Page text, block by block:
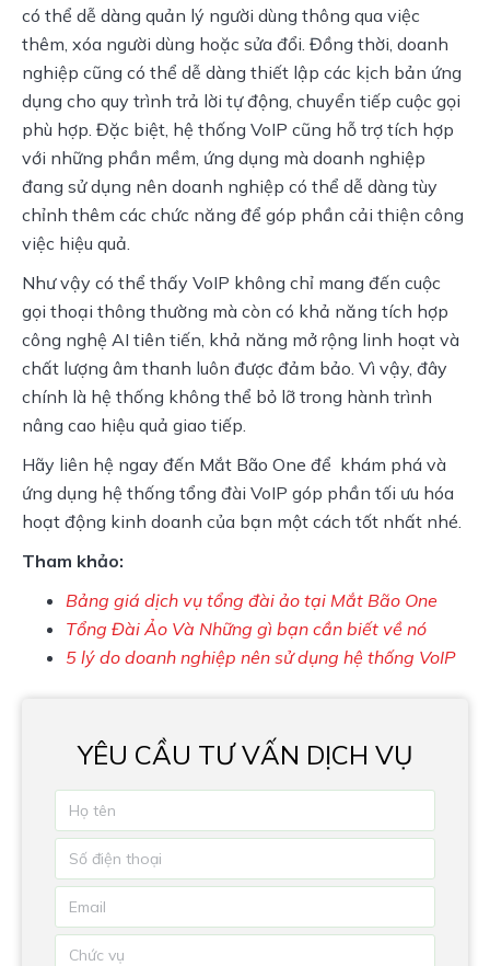
có thể dễ dàng quản lý người dùng thông qua việc
thêm, xóa người dùng hoặc sửa đổi. Đồng thời, doanh
nghiệp cũng có thể dễ dàng thiết lập các kịch bản ứng
dụng cho quy trình trả lời tự động, chuyển tiếp cuộc gọi
phù hợp. Đặc biệt, hệ thống VoIP cũng hỗ trợ tích hợp
với những phần mềm, ứng dụng mà doanh nghiệp
đang sử dụng nên doanh nghiệp có thể dễ dàng tùy
chỉnh thêm các chức năng để góp phần cải thiện công
việc hiệu quả.
Như vậy có thể thấy VoIP không chỉ mang đến cuộc
gọi thoại thông thường mà còn có khả năng tích hợp
công nghệ AI tiên tiến, khả năng mở rộng linh hoạt và
chất lượng âm thanh luôn được đảm bảo. Vì vậy, đây
chính là hệ thống không thể bỏ lỡ trong hành trình
nâng cao hiệu quả giao tiếp.
Hãy liên hệ ngay đến Mắt Bão One để  khám phá và
ứng dụng hệ thống tổng đài VoIP góp phần tối ưu hóa
hoạt động kinh doanh của bạn một cách tốt nhất nhé.
Tham khảo:
Bảng giá dịch vụ tổng đài ảo tại Mắt Bão One
Tổng Đài Ảo Và Những gì bạn cần biết về nó
5 lý do doanh nghiệp nên sử dụng hệ thống VoIP
YÊU CẦU TƯ VẤN DỊCH VỤ